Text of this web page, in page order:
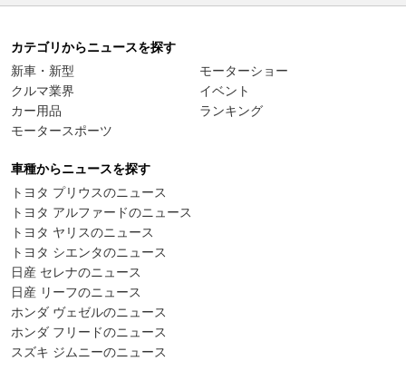
カテゴリからニュースを探す
新車・新型
クルマ業界
カー用品
モータースポーツ
モーターショー
イベント
ランキング
車種からニュースを探す
トヨタ プリウスのニュース
トヨタ アルファードのニュース
トヨタ ヤリスのニュース
トヨタ シエンタのニュース
日産 セレナのニュース
日産 リーフのニュース
ホンダ ヴェゼルのニュース
ホンダ フリードのニュース
スズキ ジムニーのニュース